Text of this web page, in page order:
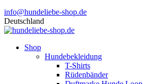
info@hundeliebe-shop.de
Deutschland
Shop
Hundebekleidung
T-Shirts
Rüdenbänder